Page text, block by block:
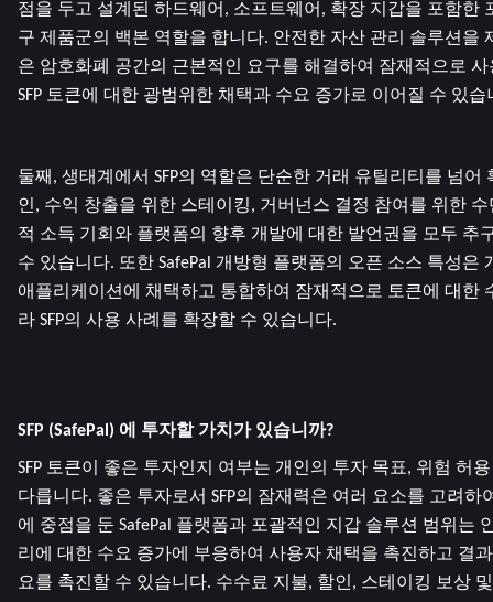
점을 두고 설계된 하드웨어, 소프트웨어, 확장 지갑을 포함한
구 제품군의 백본 역할을 합니다. 안전한 자산 관리 솔루션을
은 암호화폐 공간의 근본적인 요구를 해결하여 잠재적으로
SFP 토큰에 대한 광범위한 채택과 수요 증가로 이어질 수 있습
둘째, 생태계에서 SFP의 역할은 단순한 거래 유틸리티를 넘어
인, 수익 창출을 위한 스테이킹, 거버넌스 결정 참여를 위한
적 소득 기회와 플랫폼의 향후 개발에 대한 발언권을 모두 추
수 있습니다. 또한 SafePal 개방형 플랫폼의 오픈 소스 특성은
애플리케이션에 채택하고 통합하여 잠재적으로 토큰에 대한
라 SFP의 사용 사례를 확장할 수 있습니다.
SFP (SafePal) 에 투자할 가치가 있습니까?
SFP 토큰이 좋은 투자인지 여부는 개인의 투자 목표, 위험 허
다릅니다. 좋은 투자로서 SFP의 잠재력은 여러 요소를 고려하
에 중점을 둔 SafePal 플랫폼과 포괄적인 지갑 솔루션 범위는
리에 대한 수요 증가에 부응하여 사용자 채택을 촉진하고 결
요를 촉진할 수 있습니다. 수수료 지불, 할인, 스테이킹 보상